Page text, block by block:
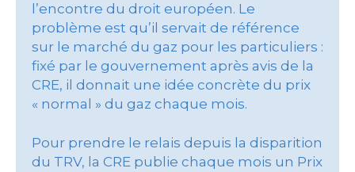
l’encontre du droit européen. Le
problème est qu’il servait de référence
sur le marché du gaz pour les particuliers :
fixé par le gouvernement après avis de la
CRE, il donnait une idée concrète du prix
« normal » du gaz chaque mois.
Pour prendre le relais depuis la disparition
du TRV, la CRE publie chaque mois un Prix